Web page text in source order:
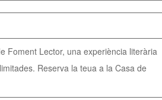
Foment Lector, una experiència literària
Reserva la teua a la Casa de